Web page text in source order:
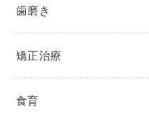
歯磨き
矯正治療
食育